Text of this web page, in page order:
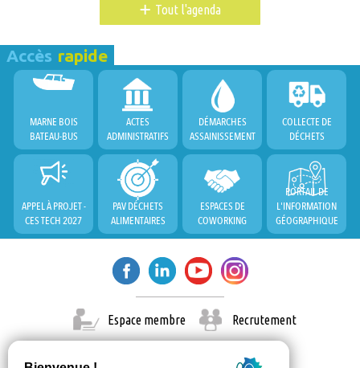
+ Tout l'agenda
Accès rapide
MARNE BOIS
BATEAU-BUS
ACTES
ADMINISTRATIFS
DÉMARCHES
ASSAINISSEMENT
COLLECTE DE
DÉCHETS
APPEL À PROJET -
CES TECH 2027
PAV DÉCHETS
ALIMENTAIRES
ESPACES DE
COWORKING
PORTAIL DE
L'INFORMATION
GÉOGRAPHIQUE
Espace membre Recrutement